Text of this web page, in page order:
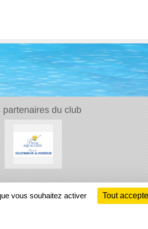
partenaires du club
vous souhaitez activer Tout